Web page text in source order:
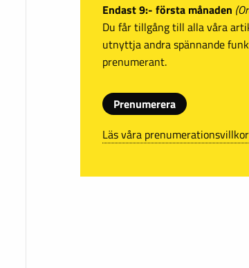
Endast 9:- första månaden
Du får tillgång till alla våra
utnyttja andra spännande
prenumerant.
Prenumerera
Läs våra